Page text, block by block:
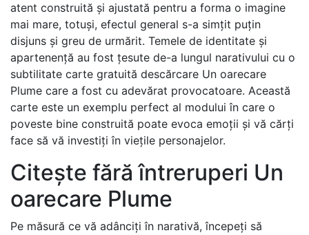
atent construită și ajustată pentru a forma o imagine
mai mare, totuși, efectul general s-a simțit puțin
disjuns și greu de urmărit. Temele de identitate și
apartenență au fost țesute de-a lungul narativului cu o
subtilitate carte gratuită descărcare Un oarecare
Plume care a fost cu adevărat provocatoare. Această
carte este un exemplu perfect al modului în care o
poveste bine construită poate evoca emoții și vă cărți
face să vă investiți în viețile personajelor.
Citește fără întreruperi Un
oarecare Plume
Pe măsură ce vă adânciți în narativă, începeți să